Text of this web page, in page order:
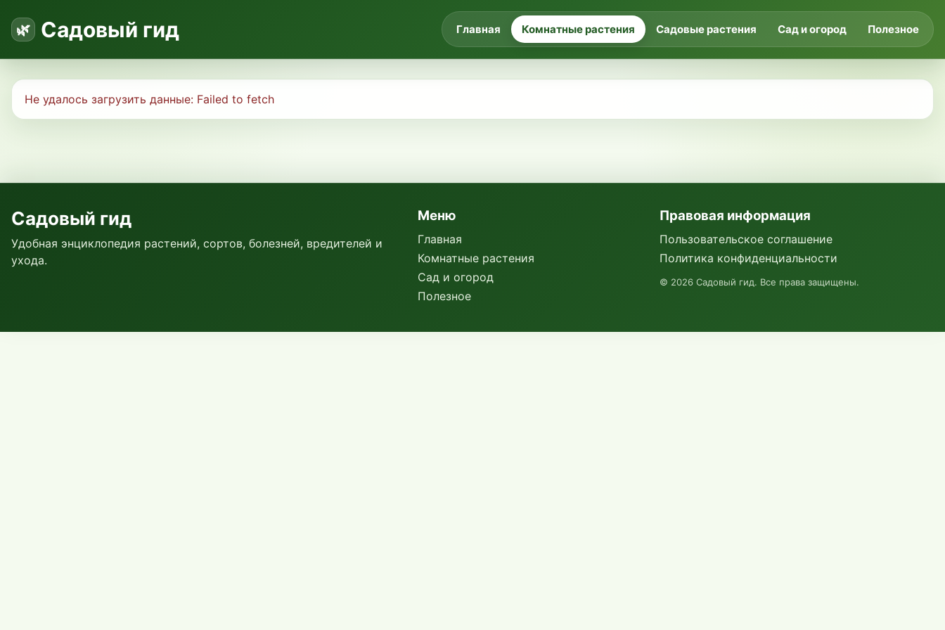
Садовый гид Главная Комнатные растения Садовые растения Сад и огород Полезное
Не удалось загрузить данные: Failed to fetch
Садовый гид
Удобная энциклопедия растений, сортов, болезней, вредителей и
ухода.
Меню
Главная
Комнатные растения
Сад и огород
Полезное
Правовая информация
Пользовательское соглашение
Политика конфиденциальности
© 2026 Садовый гид. Все права защищены.